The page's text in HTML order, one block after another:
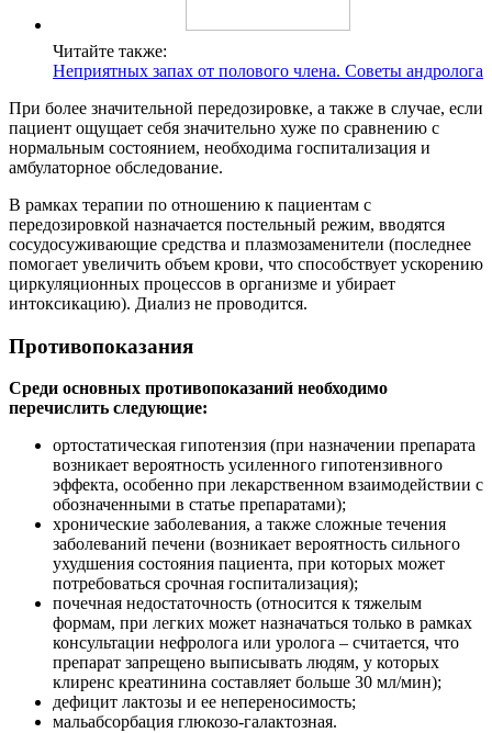
Читайте также:
Неприятных запах от полового члена. Советы андролога
При более значительной передозировке, а также в случае, если
пациент ощущает себя значительно хуже по сравнению с
нормальным состоянием, необходима госпитализация и
амбулаторное обследование.
В рамках терапии по отношению к пациентам с
передозировкой назначается постельный режим, вводятся
сосудосуживающие средства и плазмозаменители (последнее
помогает увеличить объем крови, что способствует ускорению
циркуляционных процессов в организме и убирает
интоксикацию). Диализ не проводится.
Противопоказания
Среди основных противопоказаний необходимо
перечислить следующие:
ортостатическая гипотензия (при назначении препарата
возникает вероятность усиленного гипотензивного
эффекта, особенно при лекарственном взаимодействии с
обозначенными в статье препаратами);
хронические заболевания, а также сложные течения
заболеваний печени (возникает вероятность сильного
ухудшения состояния пациента, при которых может
потребоваться срочная госпитализация);
почечная недостаточность (относится к тяжелым
формам, при легких может назначаться только в рамках
консультации нефролога или уролога – считается, что
препарат запрещено выписывать людям, у которых
клиренс креатинина составляет больше 30 мл/мин);
дефицит лактозы и ее непереносимость;
мальабсорбация глюкозо-галактозная.